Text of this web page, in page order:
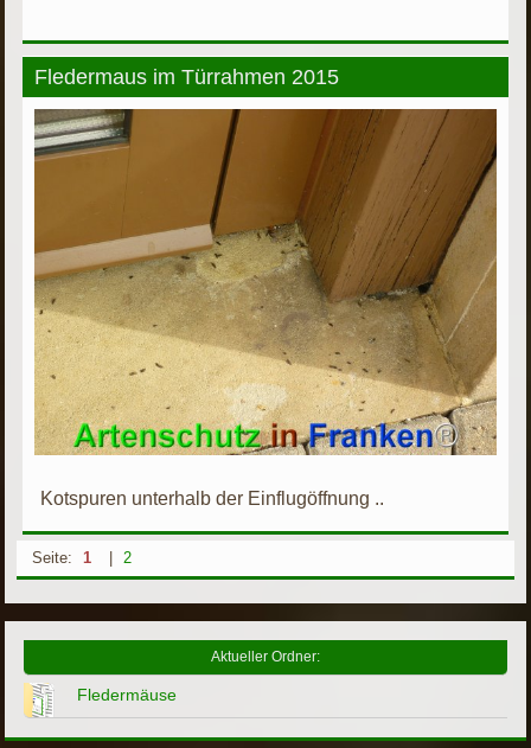
Fledermaus im Türrahmen 2015
Kotspuren unterhalb der Einflugöffnung ..
Seite: 1 2
Aktueller Ordner:
Fledermäuse